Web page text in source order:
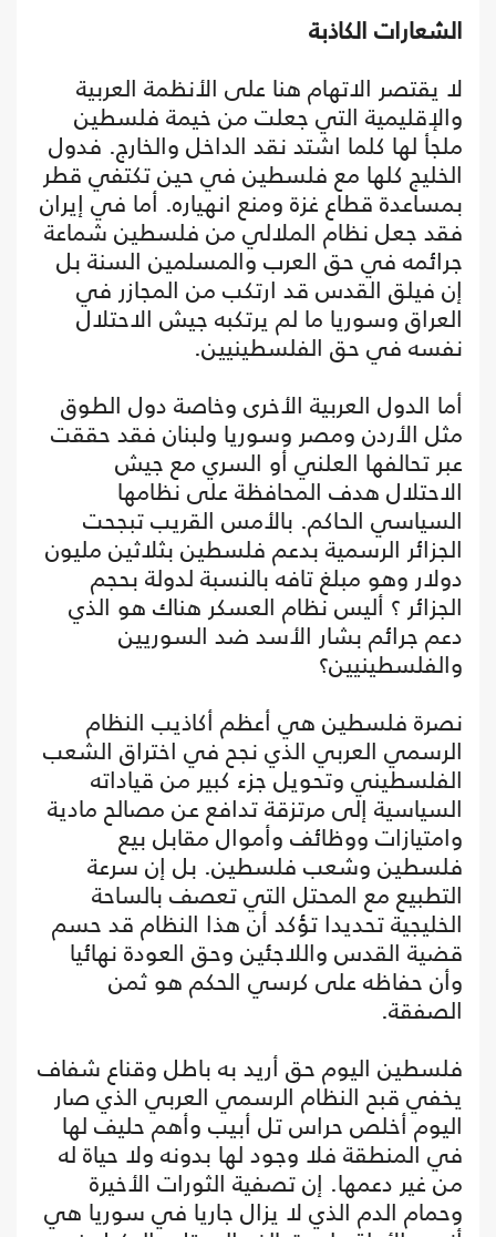
الشعارات الكاذبة
لا يقتصر الاتهام هنا على الأنظمة العربية
والإقليمية التي جعلت من خيمة فلسطين
ملجأ لها كلما اشتد نقد الداخل والخارج. فدول
الخليج كلها مع فلسطين في حين تكتفي قطر
بمساعدة قطاع غزة ومنع انهياره. أما في إيران
فقد جعل نظام الملالي من فلسطين شماعة
جرائمه في حق العرب والمسلمين السنة بل
إن فيلق القدس قد ارتكب من المجازر في
العراق وسوريا ما لم يرتكبه جيش الاحتلال
نفسه في حق الفلسطينيين.
أما الدول العربية الأخرى وخاصة دول الطوق
مثل الأردن ومصر وسوريا ولبنان فقد حققت
عبر تحالفها العلني أو السري مع جيش
الاحتلال هدف المحافظة على نظامها
السياسي الحاكم. بالأمس القريب تبجحت
الجزائر الرسمية بدعم فلسطين بثلاثين مليون
دولار وهو مبلغ تافه بالنسبة لدولة بحجم
الجزائر ؟ أليس نظام العسكر هناك هو الذي
دعم جرائم بشار الأسد ضد السوريين
والفلسطينيين؟
نصرة فلسطين هي أعظم أكاذيب النظام
الرسمي العربي الذي نجح في اختراق الشعب
الفلسطيني وتحويل جزء كبير من قياداته
السياسية إلى مرتزقة تدافع عن مصالح مادية
وامتيازات ووظائف وأموال مقابل بيع
فلسطين وشعب فلسطين. بل إن سرعة
التطبيع مع المحتل التي تعصف بالساحة
الخليجية تحديدا تؤكد أن هذا النظام قد حسم
قضية القدس واللاجئين وحق العودة نهائيا
وأن حفاظه على كرسي الحكم هو ثمن
الصفقة.
فلسطين اليوم حق أريد به باطل وقناع شفاف
يخفي قبح النظام الرسمي العربي الذي صار
اليوم أخلص حراس تل أبيب وأهم حليف لها
في المنطقة فلا وجود لها بدونه ولا حياة له
من غير دعمها. إن تصفية الثورات الأخيرة
وحمام الدم الذي لا يزال جاريا في سوريا هي